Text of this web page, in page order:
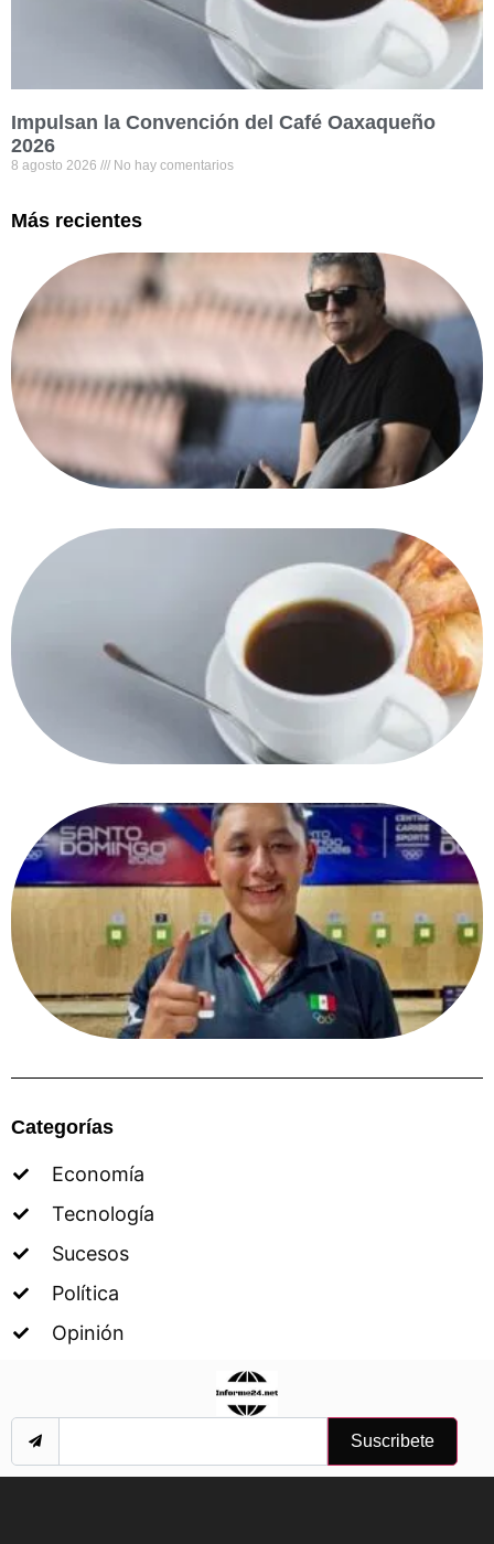
Impulsan la Convención del Café Oaxaqueño
2026
8 agosto 2026 No hay comentarios
Más recientes
Categorías
Economía
Tecnología
Sucesos
Política
Opinión
Suscribete